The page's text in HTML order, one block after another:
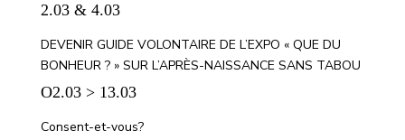
2.03 & 4.03
DEVENIR GUIDE VOLONTAIRE DE L’EXPO « QUE DU
BONHEUR ? » SUR L’APRÈS-NAISSANCE SANS TABOU
O2.03 > 13.03
Consent-et-vous?